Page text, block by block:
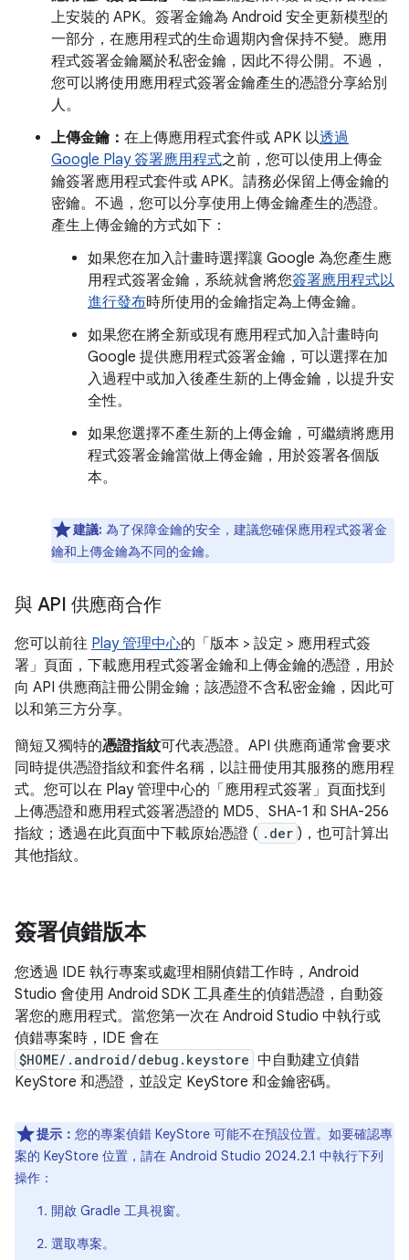
上安裝的 APK。簽署金鑰為 Android 安全更新模型的
一部分，在應用程式的生命週期內會保持不變。應用
程式簽署金鑰屬於私密金鑰，因此不得公開。不過，
您可以將使用應用程式簽署金鑰產生的憑證分享給別
人。
上傳金鑰： 在上傳應用程式套件或 APK 以透過
Google Play 簽署應用程式之前，您可以使用上傳金
鑰簽署應用程式套件或 APK。請務必保留上傳金鑰的
密鑰。不過，您可以分享使用上傳金鑰產生的憑證。
產生上傳金鑰的方式如下：
如果您在加入計畫時選擇讓 Google 為您產生應
用程式簽署金鑰，系統就會將您簽署應用程式以
進行發布時所使用的金鑰指定為上傳金鑰。
如果您在將全新或現有應用程式加入計畫時向
Google 提供應用程式簽署金鑰，可以選擇在加
入過程中或加入後產生新的上傳金鑰，以提升安
全性。
如果您選擇不產生新的上傳金鑰，可繼續將應用
程式簽署金鑰當做上傳金鑰，用於簽署各個版
本。
建議: 為了保障金鑰的安全，建議您確保應用程式簽署金
鑰和上傳金鑰為不同的金鑰。
與 API 供應商合作
您可以前往 Play 管理中心的「版本 > 設定 > 應用程式簽
署」 頁面，下載應用程式簽署金鑰和上傳金鑰的憑證，用於
向 API 供應商註冊公開金鑰；該憑證不含私密金鑰，因此可
以和第三方分享。
簡短又獨特的憑證指紋可代表憑證。API 供應商通常會要求
同時提供憑證指紋和套件名稱，以註冊使用其服務的應用程
式。您可以在 Play 管理中心的「應用程式簽署」頁面找到
上傳憑證和應用程式簽署憑證的 MD5、SHA-1 和 SHA-256
指紋；透過在此頁面中下載原始憑證 ( .der )，也可計算出
其他指紋。
簽署偵錯版本
您透過 IDE 執行專案或處理相關偵錯工作時，Android
Studio 會使用 Android SDK 工具產生的偵錯憑證，自動簽
署您的應用程式。當您第一次在 Android Studio 中執行或
偵錯專案時，IDE 會在
$HOME/.android/debug.keystore 中自動建立偵錯
KeyStore 和憑證，並設定 KeyStore 和金鑰密碼。
提示： 您的專案偵錯 KeyStore 可能不在預設位置。如要確認專
案的 KeyStore 位置，請在 Android Studio 2024.2.1 中執行下列
操作：
開啟 Gradle 工具視窗。
選取專案。